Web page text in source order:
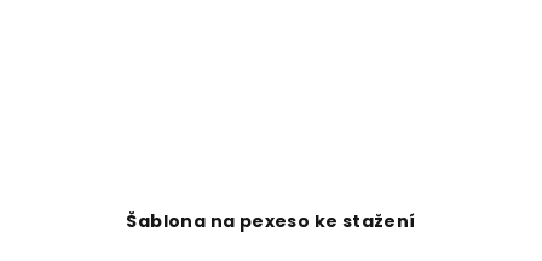
Šablona na pexeso ke stažení